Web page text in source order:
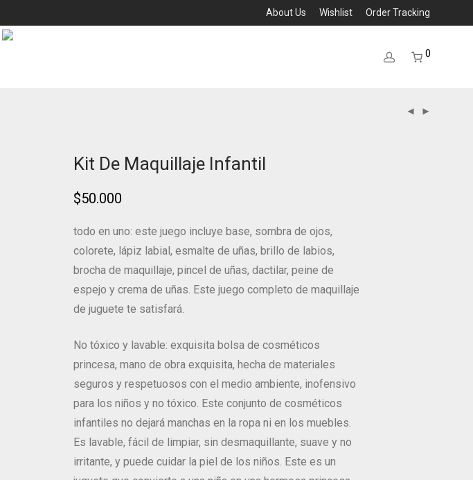
About Us Wishlist Order Tracking
0
Kit De Maquillaje Infantil
$50.000
todo en uno: este juego incluye base, sombra de ojos,
colorete, lápiz labial, esmalte de uñas, brillo de labios,
brocha de maquillaje, pincel de uñas, dactilar, peine de
espejo y crema de uñas. Este juego completo de maquillaje
de juguete te satisfará.
No tóxico y lavable: exquisita bolsa de cosméticos
princesa, mano de obra exquisita, hecha de materiales
seguros y respetuosos con el medio ambiente, inofensivo
para los niños y no tóxico. Este conjunto de cosméticos
infantiles no dejará manchas en la ropa ni en los muebles.
Es lavable, fácil de limpiar, sin desmaquillante, suave y no
irritante, y puede cuidar la piel de los niños. Este es un